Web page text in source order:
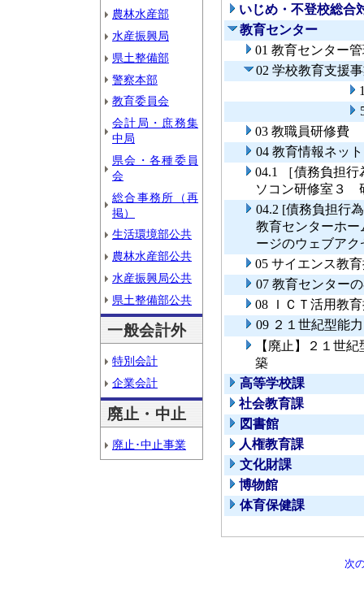
農林水産部
水産振興局
県土整備部
警察本部
教育委員会
会計局・庶務集
中局
県会・各種委員
会
総合事務所（再
掲）
生活環境部公共
農林水産部公共
水産振興局公共
県土整備部公共
一般会計外
特別会計
企業会計
廃止・中止
廃止･中止事業
いじめ・不登校総合
教育センター
01 教育センター
02 学校教育支援
03 教職員研修費
04 教育情報ネッ
04.1 ［債務負担
ソコン研修室３
04.2 [債務負担行
教育センターホ
ージのウェブア
05 サイエンス教
07 教育センター
08 ＩＣＴ活用教
09 ２１世紀型能
【廃止】２１世
築
高等学校課
社会教育課
図書館
人権教育課
文化財課
博物館
体育保健課
次